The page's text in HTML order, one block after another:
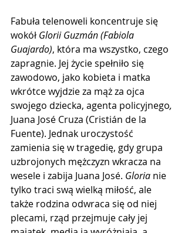
Fabuła telenoweli koncentruje się
wokół Glorii Guzmán (Fabiola
Guajardo), która ma wszystko, czego
zapragnie. Jej życie spełniło się
zawodowo, jako kobieta i matka
wkrótce wyjdzie za mąż za ojca
swojego dziecka, agenta policyjnego,
Juana José Cruza (Cristián de la
Fuente). Jednak uroczystość
zamienia się w tragedię, gdy grupa
uzbrojonych mężczyzn wkracza na
wesele i zabija Juana José. Gloria nie
tylko traci swą wielką miłość, ale
także rodzina odwraca się od niej
plecami, rząd przejmuje cały jej